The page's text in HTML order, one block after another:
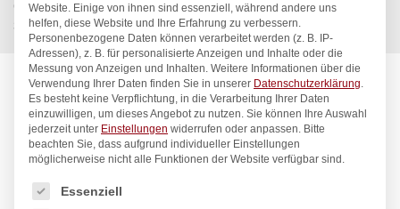
Gastronorm-Behälter 1/2, HENDI, GN 1/2, 9,5L, Transparent,
325x265x(H)150mm
Website. Einige von ihnen sind essenziell, während andere uns
helfen, diese Website und Ihre Erfahrung zu verbessern.
Personenbezogene Daten können verarbeitet werden (z. B. IP-
Adressen), z. B. für personalisierte Anzeigen und Inhalte oder die
Messung von Anzeigen und Inhalten. Weitere Informationen über die
Verwendung Ihrer Daten finden Sie in unserer Datenschutzerklärung.
Es besteht keine Verpflichtung, in die Verarbeitung Ihrer Daten
einzuwilligen, um dieses Angebot zu nutzen. Sie können Ihre Auswahl
jederzeit unter Einstellungen widerrufen oder anpassen. Bitte
beachten Sie, dass aufgrund individueller Einstellungen
möglicherweise nicht alle Funktionen der Website verfügbar sind.
Es folgt eine Liste der Service-Gruppen, für die eine
Essenziell